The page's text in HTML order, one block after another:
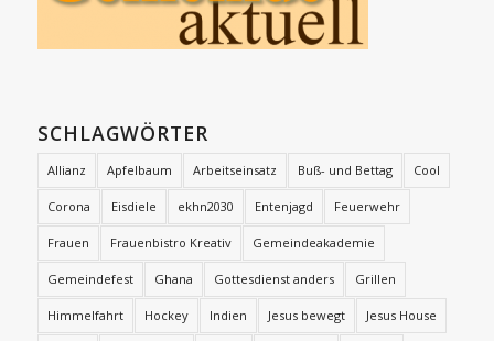
SCHLAGWÖRTER
Allianz Apfelbaum Arbeitseinsatz Buß- und Bettag Cool
Corona Eisdiele ekhn2030 Entenjagd Feuerwehr
Frauen Frauenbistro Kreativ Gemeindeakademie
Gemeindefest Ghana Gottesdienst anders Grillen
Himmelfahrt Hockey Indien Jesus bewegt Jesus House